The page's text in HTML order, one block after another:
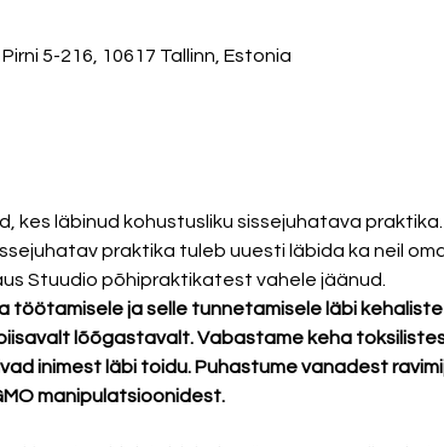
5-216, 10617 Tallinn, Estonia
kes läbinud kohustusliku sissejuhatava
praktika tuleb uuesti läbida ka neil
Stuudio põhipraktikatest vahele jäänud.
töötamisele ja selle tunnetamisele läbi
lõõgastavalt. Vabastame keha
inimest läbi toidu. Puhastume vanadest
manipulatsioonidest.